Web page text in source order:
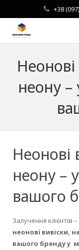
+38
Галерея
Контакти
неону –
Неонові
неону –
вашого
Залучення клієнтів
неонові вивіски,
вашого бренду у